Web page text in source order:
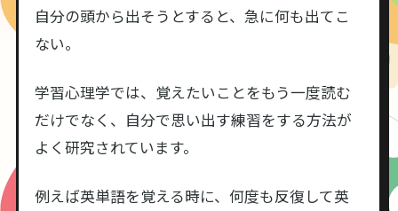
自分の頭から出そうとすると、急に何も出てこ
ない。
学習心理学では、覚えたいことをもう一度読む
だけでなく、自分で思い出す練習をする方法が
よく研究されています。
例えば英単語を覚える時に、何度も反復して英